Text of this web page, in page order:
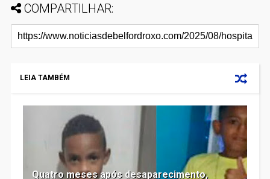
COMPARTILHAR:
LEIA TAMBÉM
Quatro meses após desaparecimento,